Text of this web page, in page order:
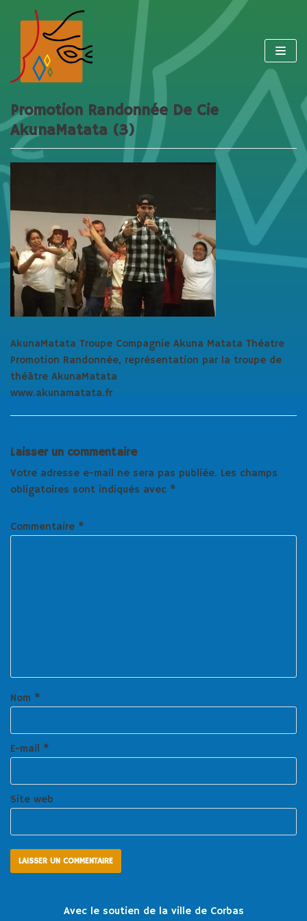
Aller
contenu
Promotion Randonnée De Cie
AkunaMatata (3)
AkunaMatata Troupe Compagnie Akuna Matata Théatre
Promotion Randonnée, représentation par la troupe de
théâtre AkunaMatata
www.akunamatata.fr
Laisser un commentaire
Votre adresse e-mail ne sera pas publiée. Les champs
obligatoires sont indiqués avec *
Commentaire *
Nom *
E-mail *
Site web
Avec le soutien de la ville de Corbas